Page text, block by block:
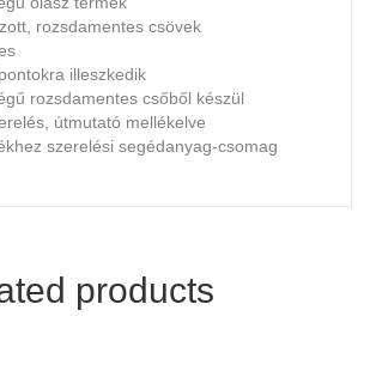
rozsdamentes csövek
illeszkedik
rozsdamentes csőből készül
útmutató mellékelve
szerelési segédanyag-csomag
products